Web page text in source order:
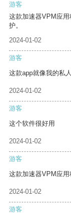
游客
这款加速器VPM应
护。
2024-01-02
游客
这款app就像我的私
2024-01-02
游客
这个软件很好用
2024-01-02
游客
这款加速器VPM应用
2024-01-02
游客